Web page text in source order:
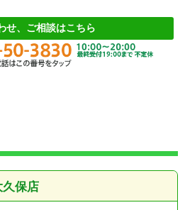
せ、ご相談はこちら
久保店